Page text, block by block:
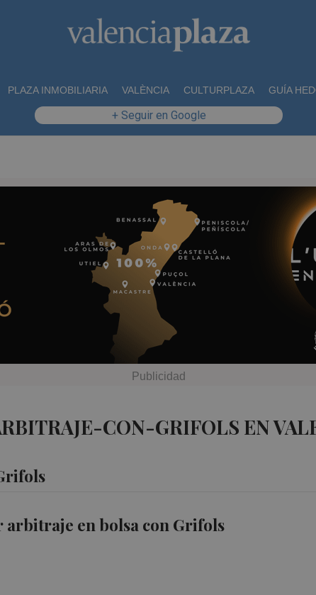
PLAZA INMOBILIARIA VALÈNCIA CULTURPLAZA GUÍA
+ Seguir en Google
CON-GRIFOLS EN
arbitraje en bolsa con Grifols